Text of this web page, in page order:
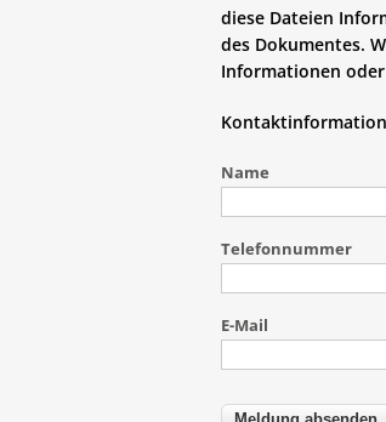
diese Dateien
des Dokumentes.
Informationen
Name
Telefonnummer
E-Mail